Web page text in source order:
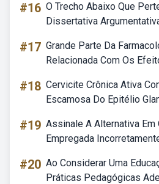
#16 O Trecho Abaixo Que
Dissertativa
#17 Grande Parte Da
Relacionada Com Os
#18 Cervicite Crônica Ativa
Escamosa Do Epitélio
#19 Assinale A Alternativa Em
Empregada
#20 Ao Considerar Uma
Práticas Pedagógicas